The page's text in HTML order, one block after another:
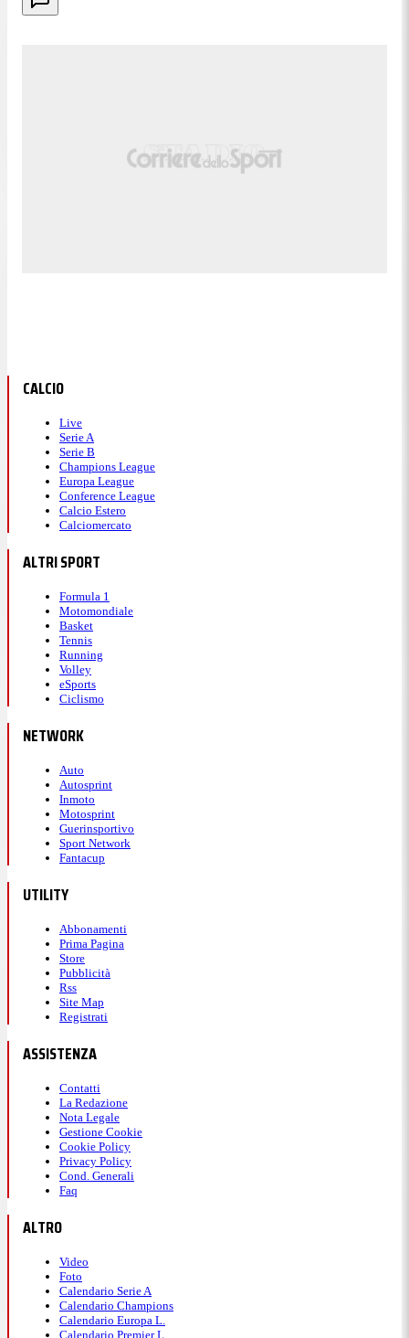
CALCIO
Live
Serie A
Serie B
Champions League
Europa League
Conference League
Calcio Estero
Calciomercato
ALTRI SPORT
Formula 1
Motomondiale
Basket
Tennis
Running
Volley
eSports
Ciclismo
NETWORK
Auto
Autosprint
Inmoto
Motosprint
Guerinsportivo
Sport Network
Fantacup
UTILITY
Abbonamenti
Prima Pagina
Store
Pubblicità
Rss
Site Map
Registrati
ASSISTENZA
Contatti
La Redazione
Nota Legale
Gestione Cookie
Cookie Policy
Privacy Policy
Cond. Generali
Faq
ALTRO
Video
Foto
Calendario Serie A
Calendario Champions
Calendario Europa L.
Calendario Premier L.